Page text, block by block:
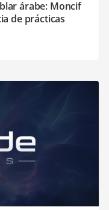
árabe: Moncif
de prácticas